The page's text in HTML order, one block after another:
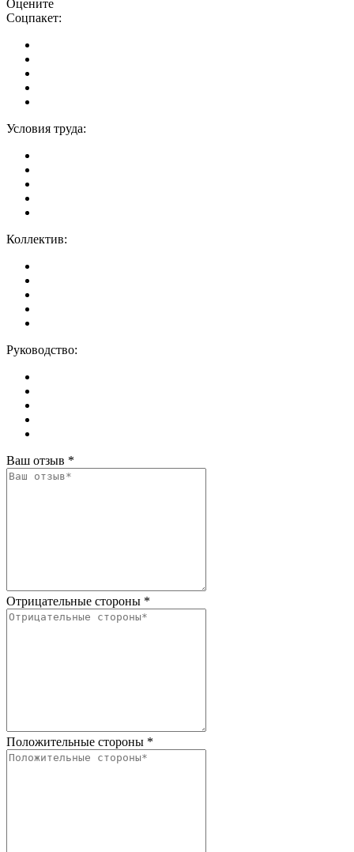
Оцените
Соцпакет:
Условия труда:
Коллектив:
Руководство:
Ваш отзыв *
Отрицательные стороны *
Положительные стороны *